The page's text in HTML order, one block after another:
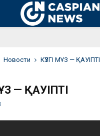
Новости КҮЗГІ МҰЗ — ҚАУІПТІ
— ҚАУІПТІ